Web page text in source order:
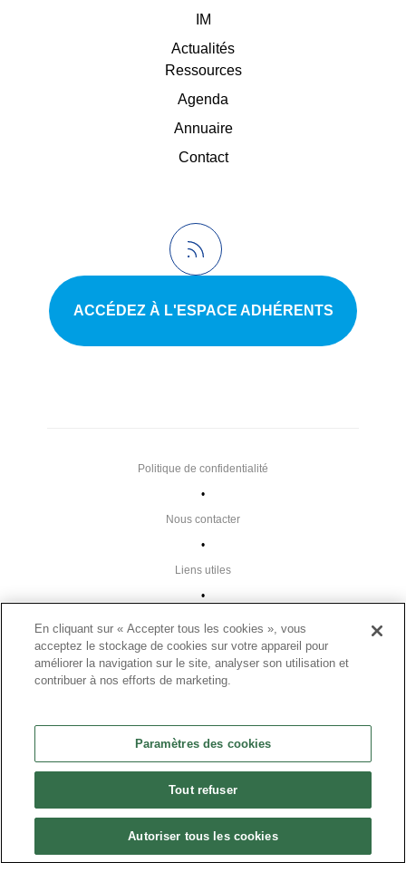
IM
Actualités
Ressources
Agenda
Annuaire
Contact
ACCÉDEZ À L'ESPACE ADHÉRENTS
•
Liens utiles
•
Nous contacter
•
Politique de confidentialité
Mentions légales
•
CGU
•
Paramètres des cookies
En cliquant sur « Accepter tous les cookies », vous
acceptez le stockage de cookies sur votre appareil pour
améliorer la navigation sur le site, analyser son utilisation et
contribuer à nos efforts de marketing.
Paramètres des cookies
Tout refuser
Autoriser tous les cookies